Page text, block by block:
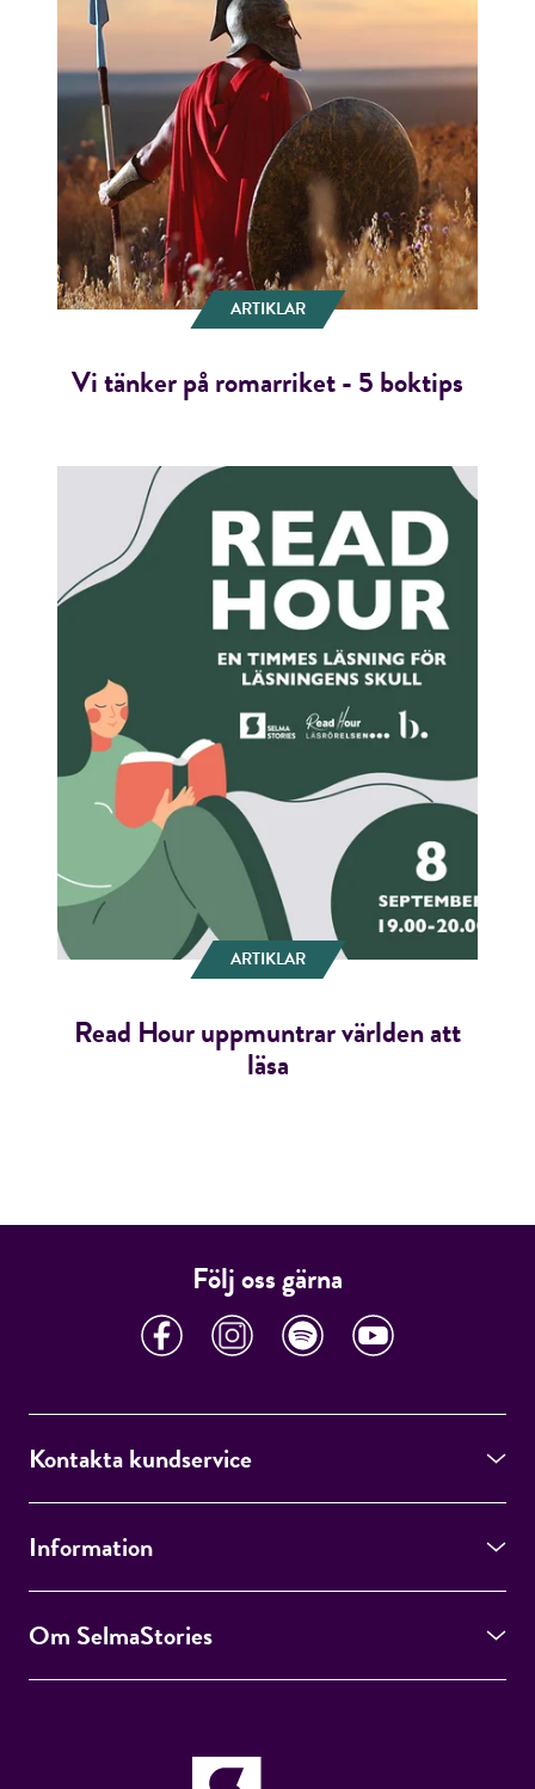
ARTIKLAR
Vi tänker på romarriket - 5 boktips
ARTIKLAR
Read Hour uppmuntrar världen att
läsa
Följ oss gärna
Kontakta kundservice
Information
Om SelmaStories